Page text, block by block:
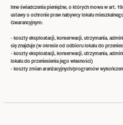
Inne świadczenia pieniężne, o których mowa w art.
ustawy o ochronie praw nabywcy lokalu
Gwarancyjnym:
- koszty eksploatacji, konserwacji, utrzymania,
się znajduje (w okresie od odbioru lokalu do
- koszty eksploatacji, konserwacji, utrzymania,
lokalu do przeniesienia jego własności)
- koszty zmian aranżacyjnych/programów